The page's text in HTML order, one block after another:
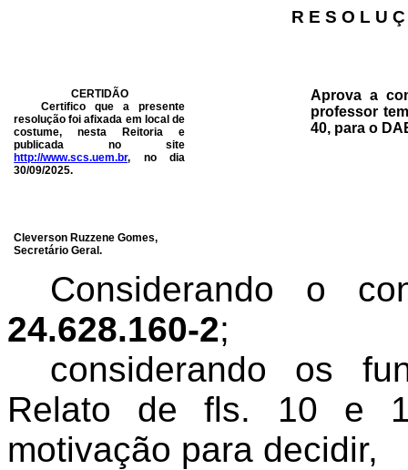
R E S O L U
CERTIDÃO
Certifico que a presente
resolução foi afixada em local de
costume, nesta Reitoria e
publicada no site
http://www.scs.uem.br, no dia
30/09/2025.
Cleverson Ruzzene Gomes,
Secretário Geral.
Aprovaa
professor
40, para o
Considerando o
24.628.160-2;
considerando os
Relato de fls. 10 e
motivação para decidir,